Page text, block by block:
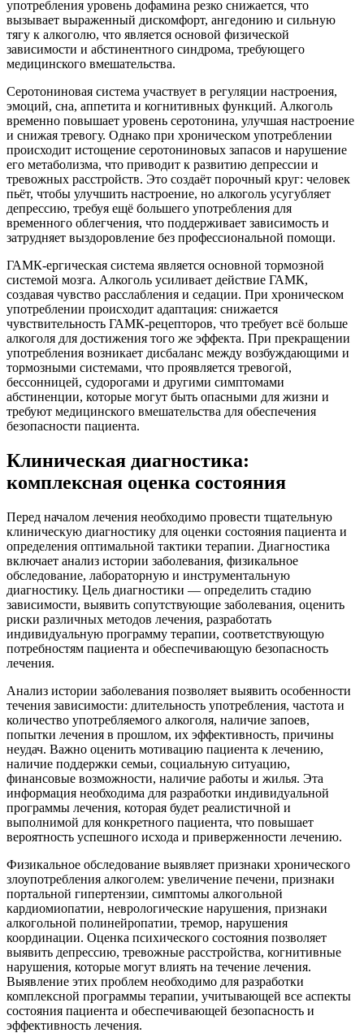
употребления уровень дофамина резко снижается, что
вызывает выраженный дискомфорт, ангедонию и сильную
тягу к алкоголю, что является основой физической
зависимости и абстинентного синдрома, требующего
медицинского вмешательства.
Серотониновая система участвует в регуляции настроения,
эмоций, сна, аппетита и когнитивных функций. Алкоголь
временно повышает уровень серотонина, улучшая настроение
и снижая тревогу. Однако при хроническом употреблении
происходит истощение серотониновых запасов и нарушение
его метаболизма, что приводит к развитию депрессии и
тревожных расстройств. Это создаёт порочный круг: человек
пьёт, чтобы улучшить настроение, но алкоголь усугубляет
депрессию, требуя ещё большего употребления для
временного облегчения, что поддерживает зависимость и
затрудняет выздоровление без профессиональной помощи.
ГАМК-ергическая система является основной тормозной
системой мозга. Алкоголь усиливает действие ГАМК,
создавая чувство расслабления и седации. При хроническом
употреблении происходит адаптация: снижается
чувствительность ГАМК-рецепторов, что требует всё больше
алкоголя для достижения того же эффекта. При прекращении
употребления возникает дисбаланс между возбуждающими и
тормозными системами, что проявляется тревогой,
бессонницей, судорогами и другими симптомами
абстиненции, которые могут быть опасными для жизни и
требуют медицинского вмешательства для обеспечения
безопасности пациента.
Клиническая диагностика:
комплексная оценка состояния
Перед началом лечения необходимо провести тщательную
клиническую диагностику для оценки состояния пациента и
определения оптимальной тактики терапии. Диагностика
включает анализ истории заболевания, физикальное
обследование, лабораторную и инструментальную
диагностику. Цель диагностики — определить стадию
зависимости, выявить сопутствующие заболевания, оценить
риски различных методов лечения, разработать
индивидуальную программу терапии, соответствующую
потребностям пациента и обеспечивающую безопасность
лечения.
Анализ истории заболевания позволяет выявить особенности
течения зависимости: длительность употребления, частота и
количество употребляемого алкоголя, наличие запоев,
попытки лечения в прошлом, их эффективность, причины
неудач. Важно оценить мотивацию пациента к лечению,
наличие поддержки семьи, социальную ситуацию,
финансовые возможности, наличие работы и жилья. Эта
информация необходима для разработки индивидуальной
программы лечения, которая будет реалистичной и
выполнимой для конкретного пациента, что повышает
вероятность успешного исхода и приверженности лечению.
Физикальное обследование выявляет признаки хронического
злоупотребления алкоголем: увеличение печени, признаки
портальной гипертензии, симптомы алкогольной
кардиомиопатии, неврологические нарушения, признаки
алкогольной полинейропатии, тремор, нарушения
координации. Оценка психического состояния позволяет
выявить депрессию, тревожные расстройства, когнитивные
нарушения, которые могут влиять на течение лечения.
Выявление этих проблем необходимо для разработки
комплексной программы терапии, учитывающей все аспекты
состояния пациента и обеспечивающей безопасность и
эффективность лечения.